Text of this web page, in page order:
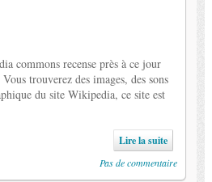
commons recense près à ce jour
trouverez des images, des sons
du site Wikipedia, ce site est
Lire la suite
Pas de commentaire